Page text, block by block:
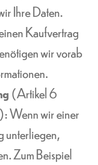
Ihre Daten.
Kaufvertrag
wir vorab
(Artikel 6
Wenn wir einer
unterliegen,
Zum Beispiel